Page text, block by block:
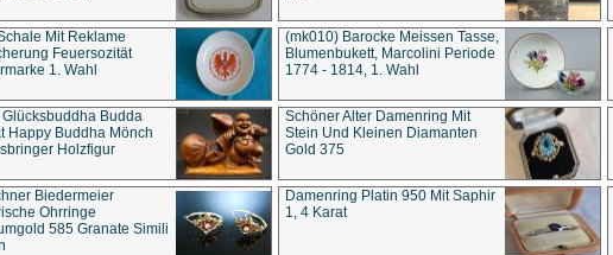
Mit Reklame
Feuersozität
1. Wahl
(mk010) Barocke Meissen Tasse,
Blumenbukett, Marcolini Periode
1774 - 1814, 1. Wahl
Glücksbuddha Budda
Happy Buddha Mönch
Holzfigur
Schöner Alter Damenring Mit
Stein Und Kleinen Diamanten
Gold 375
Biedermeier
Ohrringe
585 Granate Simili
Damenring Platin 950 Mit Saphir
1, 4 Karat